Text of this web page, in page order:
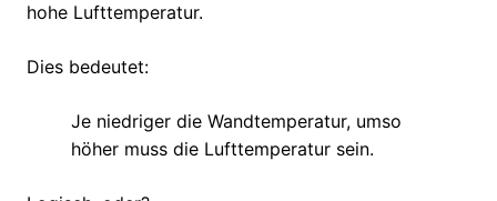
hohe Lufttemperatur.
Dies bedeutet:
Je niedriger die Wandtemperatur, umso
höher muss die Lufttemperatur sein.